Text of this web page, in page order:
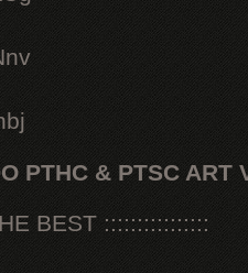
PTHC & PTSC ART
BEST ::::::::::::::::